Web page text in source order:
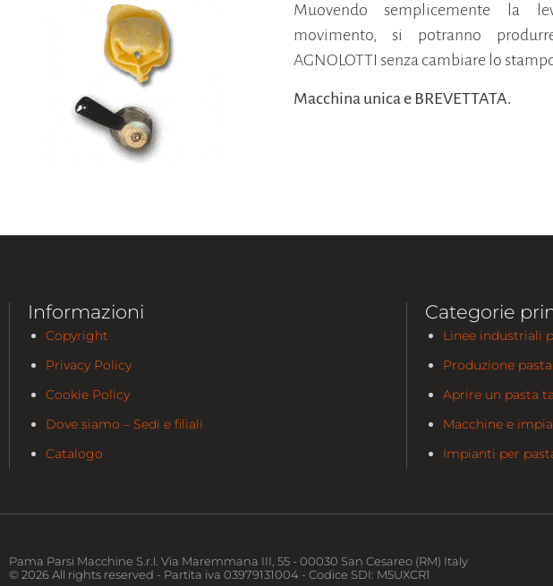
Muovendo semplicemente la
movimento, si potranno produrre
AGNOLOTTI senza cambiare lo
Macchina unica e BREVETTATA.
Informazioni
Copyright
Privacy Policy
Cookie Policy
Dove siamo – Sedi e filiali
Catalogo
Categorie
Linee industriali
Produzione
Aprire un pasta
Macchine e
Impianti per
Pama Parsi Macchine S.r.l. Via Maremmana III, 55 - 00030 San Cesareo (RM) Italy
© 2026 All rights reserved - Partita iva 03979131004 - Codice SDI: M5UXCR1